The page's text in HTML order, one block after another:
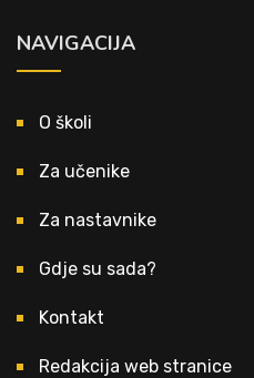
NAVIGACIJA
O školi
Za učenike
Za nastavnike
Gdje su sada?
Kontakt
Redakcija web stranice